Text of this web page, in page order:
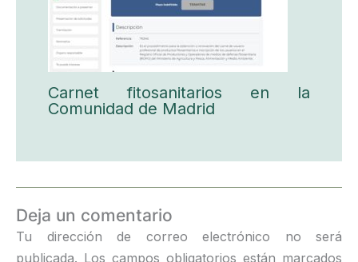
Carnet fitosanitarios en la
Comunidad de Madrid
Deja un comentario
Tu dirección de correo electrónico no será
publicada. Los campos obligatorios están marcados